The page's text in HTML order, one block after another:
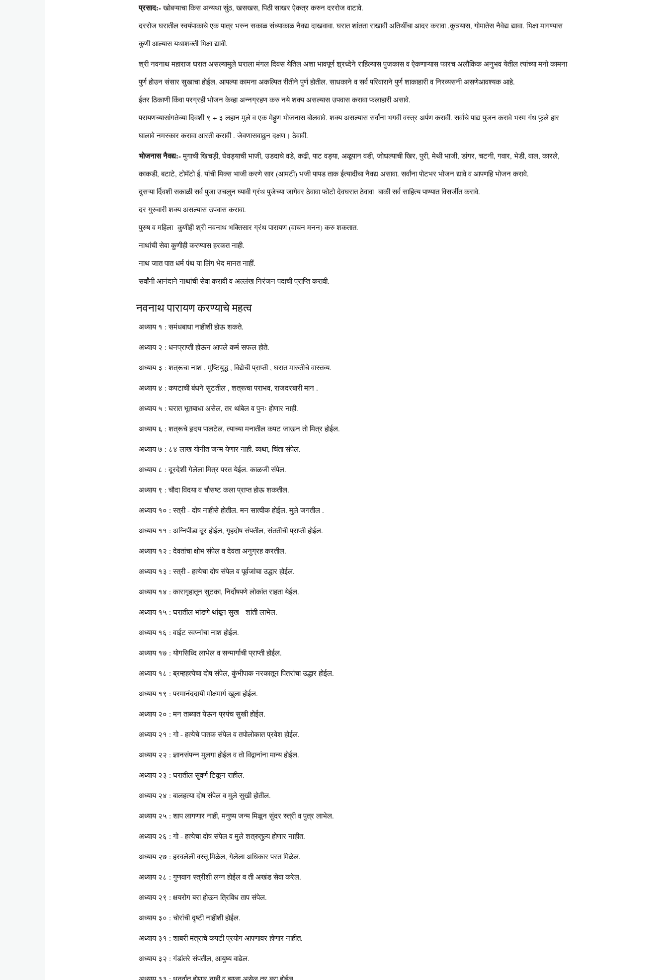
प्रसाद:-खोबऱ्याचा किस अन्यथा सुंठ, खसखस, पिठी साखर ऐकत्र करुन दररोज वाटावे.
दररोज घरातील स्वयंपाकाचे एक पात्र भरुन सकाळ संध्याकाळ नैवद्य दाखवावा. घरात शांतता राखावी अतिथींचा आदर करावा .कुत्र्यास, गोमातेस नैवेद्य द्यावा. भिक्षा मागण्यास
कुणी आल्यास यथाशक्ती भिक्षा द्यावी.
श्री नवनाथ महाराज घरात असल्यामुले घराला मंगल दिवस येतिल अशा भावपूर्ण श्र्रध्देने राहिल्यास पुजकास व ऐकणाऱ्यास फारच अलौकिक अनुभव येतील त्यांच्या मनो कामना
पुर्ण होउन संसार सुखाचा होईल. आपल्या कामना अकल्पित रीतीने पुर्ण होतील. साधकाने व सर्व परिवाराने पुर्ण शाकाहारी व निरव्यसनी असणेआवश्यक आहे.
ईतर ठिकाणी किंवा परग्रही भोजन केव्हा अन्नग्रहण करु नये शक्य असल्यास उपवास करावा फलाहारी असावे.
परायणच्यासांगतेच्या दिवशी ९ + ३ लहान मुले व एक मेहुण भोजनास बोलवावे. शक्य असल्यास सर्वांना भगवी वस्त्र अर्पण करावी. सर्वांचे पाद्य पुजन करावे भस्म गंध फुले हार
घालावे नमस्कार करावा आरती करावी . जेवणासवाढुन दक्षण। ठेवावी.
भोजनास नैवद्य:-मुगाची खिचड़ी, घेवड्याची भाजी, उडदाचे वडे, कढी, पाट वड्या, अळूपान वडी, जोधल्याची खिर, पुरी, मेथी भाजी, डांगर, चटनी, गवार, भेडी, वाल, कारले,
काकडी, बटाटे, टोमॅटो ई. यांची मिक्स भाजी करणे सार (आमटी) भजी पापड ताक ईत्यादीचा नैवद्य असावा. सर्वांना पोटभर भोजन द्यावे व आपणहि भोजन करावे.
दुसऱ्या र्दिवशी सकाळी सर्व पुजा उचलुन घ्यावी ग्रंथ पुजेच्या जागेवर ठेवावा फोटो देवघरात ठेवावा बाकी सर्व साहित्य पाण्यात विसर्जीत करावे.
दर गुरुवारी शक्य असल्यास उपवास करावा.
पुरुष व महिला कुणीही श्री नवनाथ भक्तिसार ग्रंथ पारायण (वाचन मनन) करु शकतात.
नाथांची सेवा कुणीही करण्यास हरकत नाही.
नाथ जात पात धर्म पंथ या लिंग भेद मानत नाहीं.
सर्वांनी आनंदाने नाथांची सेवा करावी व अल्लंख निरंजन पदाची प्राप्ति करावी.
नवनाथ पारायण करण्याचे महत्व
अध्याय १ : समंधबाधा नाहीशी होऊ शकते.
अध्याय २ : धनप्राप्ती होऊन आपले कर्म सफल होते.
अध्याय ३ : शत्रूचा नाश , मुष्टियुद्ध , विद्येची प्राप्ती , घरात मारुतीचे वास्तव्य.
अध्याय ४ : कपटाची बंधने सुटतील , शत्रूचा पराभव, राजदरबारी मान .
अध्याय ५ : घरात भूतबाधा असेल, तर थांबेल व पुनः होणार नाही.
अध्याय ६ : शत्रूचे हृदय पालटेल, त्याच्या मनातील कपट जाऊन तो मित्र होईल.
अध्याय ७ : ८४ लाख योनीत जन्म येणार नाही. व्यथा, चिंता संपेल.
अध्याय ८ : दूरदेशी गेलेला मित्र परत येईल. काळजी संपेल.
अध्याय ९ : चौदा विदया व चौसष्ट कला प्राप्त होऊ शकतील.
अध्याय १० : स्त्री - दोष नाहीसे होतील. मन सात्वीक होईल. मुले जगतील .
अध्याय ११ : अग्निपीडा दूर होईल, गृहदोष संपतील, संततीची प्राप्ती होईल.
अध्याय १२ : देवतांचा क्षोभ संपेल व देवता अनुग्रह करतील.
अध्याय १३ : स्त्री - हत्येचा दोष संपेल व पूर्वजांचा उद्धार होईल.
अध्याय १४ : कारागृहातून सुटका, निर्दोषपणे लोकांत राहता येईल.
अध्याय १५ : घरातील भांडणे थांबून सुख - शांती लाभेल.
अध्याय १६ : वाईट स्वप्नांचा नाश होईल.
अध्याय १७ : योगसिध्दि लाभेल व सन्मार्गाची प्राप्ती होईल.
अध्याय १८ : ब्रम्हहत्येचा दोष संपेल, कुंभीपाक नरकातून पितरांचा उद्धार होईल.
अध्याय १९ : परमानंददायी मोक्षमार्ग खुला होईल.
अध्याय २० : मन ताब्यात येऊन प्रपंच सुखी होईल.
अध्याय २१ : गो - हत्येचे पातक संपेल व तपोलोकात प्रवेश होईल.
अध्याय २२ : ज्ञानसंपन्न मुलगा होईल व तो विद्वानांना मान्य होईल.
अध्याय २३ : घरातील सुवर्ण टिकून राहील.
अध्याय २४ : बालहत्या दोष संपेल व मुले सुखी होतील.
अध्याय २५ : शाप लागणार नाही, मनुष्य जन्म मिळून सुंदर स्त्री व पुत्र लाभेल.
अध्याय २६ : गो - हत्येचा दोष संपेल व मुले शत्रुतुल्य होणार नाहीत.
अध्याय २७ : हरवलेली वस्तू मिळेल, गेलेला अधिकार परत मिळेल.
अध्याय २८ : गुणवान स्त्रीशी लग्न होईल व ती अखंड सेवा करेल.
अध्याय २९ : क्षयरोग बरा होऊन त्रिविध ताप संपेल.
अध्याय ३० : चोरांची दृष्टी नाहीशी होईल.
अध्याय ३१ : शाबरी मंत्राचे कपटी प्रयोग आपणावर होणार नाहीत.
अध्याय ३२ : गंडांतरे संपतील, आयुष्य वाढेल.